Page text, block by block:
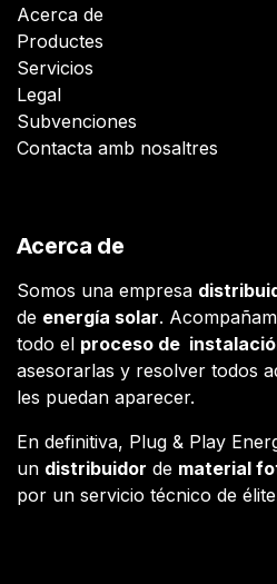
Acerca de
Productes
Servicios
Legal
Subvenciones
Contacta amb nosaltres
Acerca de
Somos una empresa
de energía solar.
todo el proceso de
asesorarlas y resolver todos
les puedan aparecer.
En definitiva, Plug & Play
un distribuidor de material
por un servicio técnico de